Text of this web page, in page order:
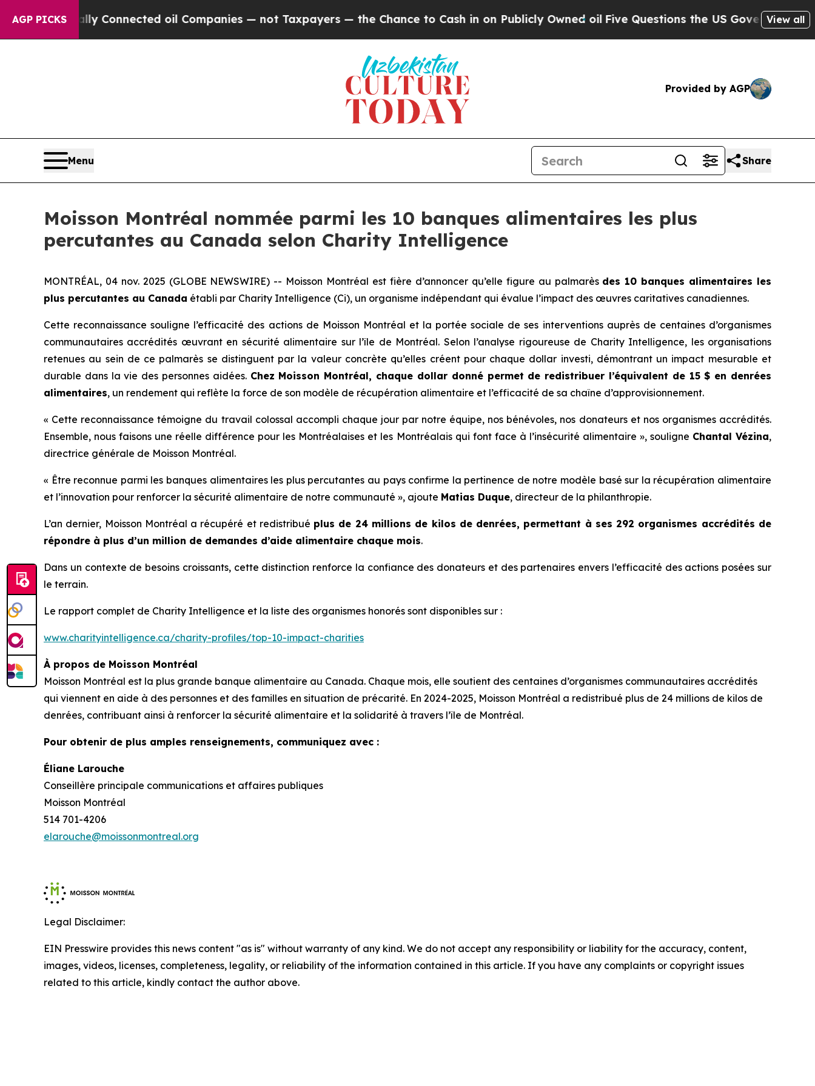
AGP PICKS
Politically Connected oil Companies — not Taxpayers — the Chance to Cash in on Publicly Owned oilFive Questions the US GovernmentView all
Provided by AGP
Menu Share
Moisson Montréal nommée parmi les 10 banques alimentaires les plus
percutantes au Canada selon Charity Intelligence
MONTRÉAL, 04 nov. 2025 (GLOBE NEWSWIRE) -- Moisson Montréal est fière d’annoncer qu’elle figure au palmarès des 10 banques alimentaires les
plus percutantes au Canada établi par Charity Intelligence (Ci), un organisme indépendant qui évalue l’impact des œuvres caritatives canadiennes.
Cette reconnaissance souligne l’efficacité des actions de Moisson Montréal et la portée sociale de ses interventions auprès de centaines d’organismes
communautaires accrédités œuvrant en sécurité alimentaire sur l’île de Montréal. Selon l’analyse rigoureuse de Charity Intelligence, les organisations
retenues au sein de ce palmarès se distinguent par la valeur concrète qu’elles créent pour chaque dollar investi, démontrant un impact mesurable et
durable dans la vie des personnes aidées. Chez Moisson Montréal, chaque dollar donné permet de redistribuer l’équivalent de 15 $ en denrées
alimentaires, un rendement qui reflète la force de son modèle de récupération alimentaire et l’efficacité de sa chaîne d’approvisionnement.
« Cette reconnaissance témoigne du travail colossal accompli chaque jour par notre équipe, nos bénévoles, nos donateurs et nos organismes accrédités.
Ensemble, nous faisons une réelle différence pour les Montréalaises et les Montréalais qui font face à l’insécurité alimentaire », souligne Chantal Vézina,
directrice générale de Moisson Montréal.
« Être reconnue parmi les banques alimentaires les plus percutantes au pays confirme la pertinence de notre modèle basé sur la récupération alimentaire
et l’innovation pour renforcer la sécurité alimentaire de notre communauté », ajoute Matias Duque, directeur de la philanthropie.
L’an dernier, Moisson Montréal a récupéré et redistribué plus de 24 millions de kilos de denrées, permettant à ses 292 organismes accrédités de
répondre à plus d’un million de demandes d’aide alimentaire chaque mois.
Dans un contexte de besoins croissants, cette distinction renforce la confiance des donateurs et des partenaires envers l’efficacité des actions posées sur
le terrain.
Le rapport complet de Charity Intelligence et la liste des organismes honorés sont disponibles sur :
www.charityintelligence.ca/charity-profiles/top-10-impact-charities
À propos de Moisson Montréal
Moisson Montréal est la plus grande banque alimentaire au Canada. Chaque mois, elle soutient des centaines d’organismes communautaires accrédités
qui viennent en aide à des personnes et des familles en situation de précarité. En 2024-2025, Moisson Montréal a redistribué plus de 24 millions de kilos de
denrées, contribuant ainsi à renforcer la sécurité alimentaire et la solidarité à travers l’île de Montréal.
Pour obtenir de plus amples renseignements, communiquez avec :
Éliane Larouche
Conseillère principale communications et affaires publiques
Moisson Montréal
514 701-4206
elarouche@moissonmontreal.org
Legal Disclaimer:
EIN Presswire provides this news content "as is" without warranty of any kind. We do not accept any responsibility or liability for the accuracy, content,
images, videos, licenses, completeness, legality, or reliability of the information contained in this article. If you have any complaints or copyright issues
related to this article, kindly contact the author above.